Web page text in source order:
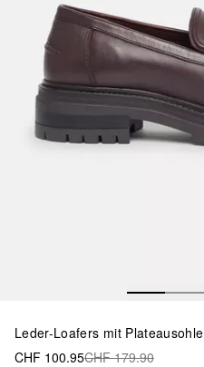
Leder-Loafers mit Plateausohle
CHF 100.95CHF 179.90